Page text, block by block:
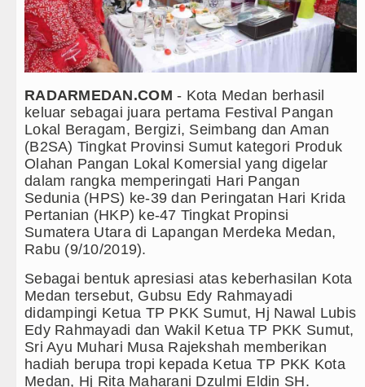
Video
Kesehatan
Siraman Rohani
Masyarakat Desak APH Bongkar
Dewan Usul BUMD Sumut Kelola
Dugaan Penyimpangan Dana BOS
Risiko Tertular HIV/AIDS Melalui
Bertekad Pulang Mantan PM
PSG vs Manchester United Laga
Juventus vs Inter Milan
Tujuh Tewas dalam Penembakan
Bayern Munich Menang Tipis Atas
Masyarakat Desak APH Bongkar
RADARMEDAN.COM - Kota Medan berhasil
keluar sebagai juara pertama Festival Pangan
Lokal Beragam, Bergizi, Seimbang dan Aman
(B2SA) Tingkat Provinsi Sumut kategori Produk
Olahan Pangan Lokal Komersial yang digelar
dalam rangka memperingati Hari Pangan
Sedunia (HPS) ke-39 dan Peringatan Hari Krida
Pertanian (HKP) ke-47 Tingkat Propinsi
Sumatera Utara di Lapangan Merdeka Medan,
Rabu (9/10/2019).
Sebagai bentuk apresiasi atas keberhasilan Kota
Medan tersebut, Gubsu Edy Rahmayadi
didampingi Ketua TP PKK Sumut, Hj Nawal Lubis
Edy Rahmayadi dan Wakil Ketua TP PKK Sumut,
Sri Ayu Muhari Musa Rajekshah memberikan
hadiah berupa tropi kepada Ketua TP PKK Kota
Medan, Hj Rita Maharani Dzulmi Eldin SH.